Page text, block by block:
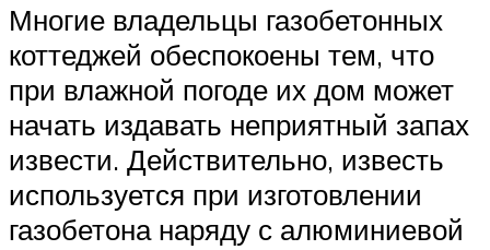
Многие владельцы газобетонных
коттеджей обеспокоены тем, что
при влажной погоде их дом может
начать издавать неприятный запах
извести. Действительно, известь
используется при изготовлении
газобетона наряду с алюминиевой